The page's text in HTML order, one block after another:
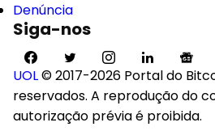
Denúncia
Siga-nos
UOL© 2017-2026 Portal do
reservados. A reprodução do
autorização prévia é proibida.